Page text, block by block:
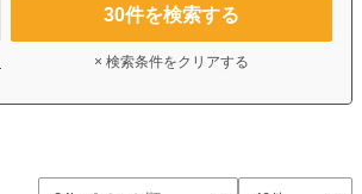
30件を検索する
× 検索条件をクリアする